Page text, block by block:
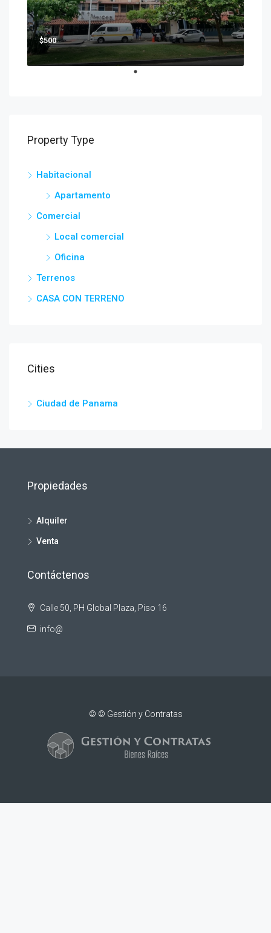
$500
Property Type
Habitacional
Apartamento
Comercial
Local comercial
Oficina
Terrenos
CASA CON TERRENO
Cities
Ciudad de Panama
Propiedades
Alquiler
Venta
Contáctenos
Calle 50, PH Global Plaza, Piso 16
info@
© © Gestión y Contratas